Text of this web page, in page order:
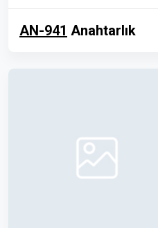
AN-941 Anahtarlık